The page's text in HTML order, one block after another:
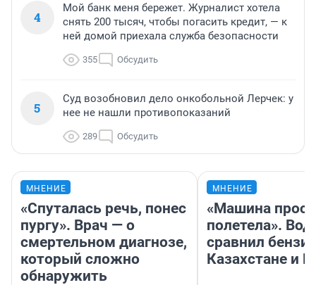
4
Мой банк меня бережет. Журналист хотела
снять 200 тысяч, чтобы погасить кредит, — к
ней домой приехала служба безопасности
355 Обсудить
5
Суд возобновил дело онкобольной Лерчек: у
нее не нашли противопоказаний
289 Обсудить
МНЕНИЕ
«Спуталась речь, понес
пургу». Врач — о
смертельном диагнозе,
который сложно
обнаружить
МНЕНИЕ
«Машина
полетела».
сравнил
Казахстане и